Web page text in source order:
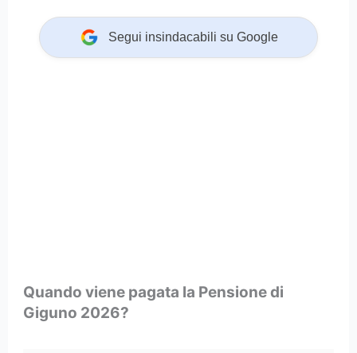
Segui insindacabili su Google
Quando viene pagata la Pensione di
Giguno 2026?